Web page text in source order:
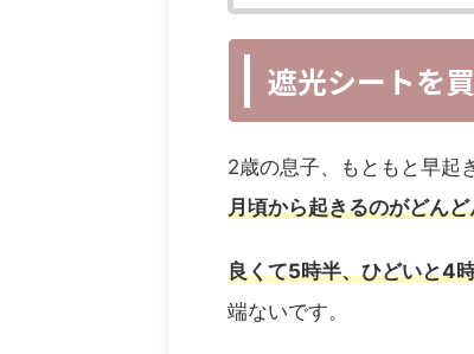
遮光シートを
2歳の息子、もともと早起
月頃から起きるのがどん
良くて5時半、ひどいと4
端ないです。